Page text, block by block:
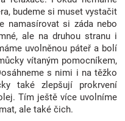
budeme si muset vystačit
namasírovat si záda nebo
ale na druhou stranu i
uvolněnou páteř a bolí
vítaným pomocníkem,
s nimi i na těžko
také zlepšují prokrvení
Tím ještě více uvolníme
ale také čich.